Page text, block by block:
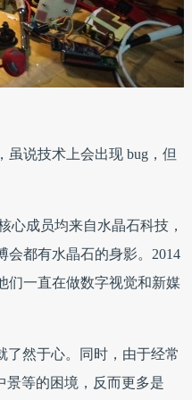
说技术上会出现 bug，但
心成员均来自水晶石科技，
会都有水晶石的身影。2014
们一直在做数字视觉和新媒
了然于心。同时，由于经常
景等的困境，反而更多是